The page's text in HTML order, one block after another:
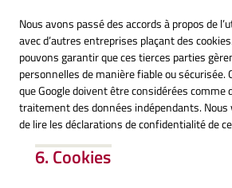
Nous avons passé des accords à propos de
avec d’autres entreprises plaçant des
pouvons garantir que ces tierces parties
personnelles de manière fiable ou
que Google doivent être considérées comme
traitement des données indépendants.
de lire les déclarations de confidentialité de
6. Cookies